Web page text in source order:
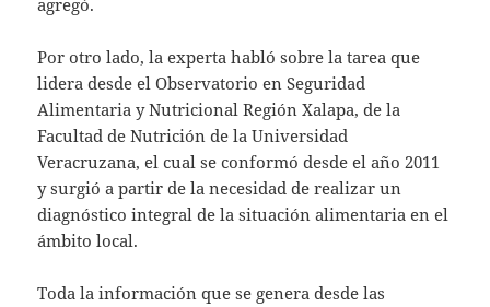
agregó.
Por otro lado, la experta habló sobre la tarea que
lidera desde el Observatorio en Seguridad
Alimentaria y Nutricional Región Xalapa, de la
Facultad de Nutrición de la Universidad
Veracruzana, el cual se conformó desde el año 2011
y surgió a partir de la necesidad de realizar un
diagnóstico integral de la situación alimentaria en el
ámbito local.
Toda la información que se genera desde las